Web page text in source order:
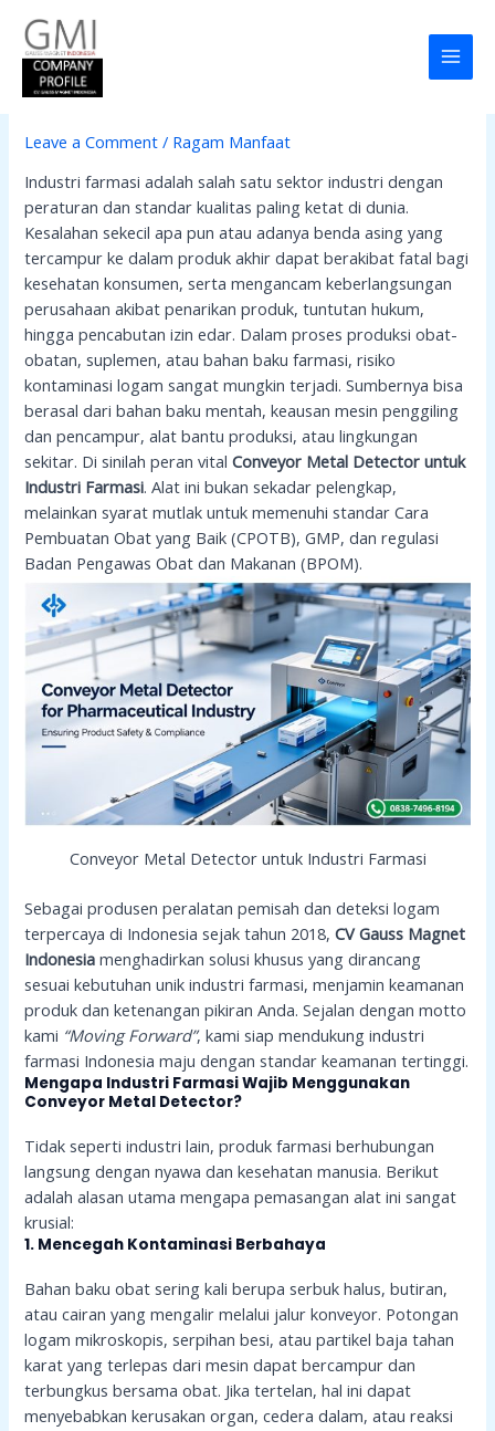
content
Conveyor Metal Detector
untuk Industri Farmasi
Leave a Comment / Ragam Manfaat
Industri farmasi adalah salah satu sektor industri dengan
peraturan dan standar kualitas paling ketat di dunia.
Kesalahan sekecil apa pun atau adanya benda asing yang
tercampur ke dalam produk akhir dapat berakibat fatal bagi
kesehatan konsumen, serta mengancam keberlangsungan
perusahaan akibat penarikan produk, tuntutan hukum,
hingga pencabutan izin edar. Dalam proses produksi obat-
obatan, suplemen, atau bahan baku farmasi, risiko
kontaminasi logam sangat mungkin terjadi. Sumbernya bisa
berasal dari bahan baku mentah, keausan mesin penggiling
dan pencampur, alat bantu produksi, atau lingkungan
sekitar. Di sinilah peran vitalConveyor Metal Detector untuk
Industri Farmasi. Alat ini bukan sekadar pelengkap,
melainkan syarat mutlak untuk memenuhi standar Cara
Pembuatan Obat yang Baik (CPOTB), GMP, dan regulasi
Badan Pengawas Obat dan Makanan (BPOM).
Conveyor Metal Detector untuk Industri Farmasi
Sebagai produsen peralatan pemisah dan deteksi logam
terpercaya di Indonesia sejak tahun 2018,CV Gauss Magnet
Indonesia menghadirkan solusi khusus yang dirancang
sesuai kebutuhan unik industri farmasi, menjamin keamanan
produk dan ketenangan pikiran Anda. Sejalan dengan motto
kami “Moving Forward”, kami siap mendukung industri
farmasi Indonesia maju dengan standar keamanan tertinggi.
Mengapa Industri Farmasi Wajib Menggunakan
Conveyor Metal Detector?
Tidak seperti industri lain, produk farmasi berhubungan
langsung dengan nyawa dan kesehatan manusia. Berikut
adalah alasan utama mengapa pemasangan alat ini sangat
krusial:
1. Mencegah Kontaminasi Berbahaya
Bahan baku obat sering kali berupa serbuk halus, butiran,
atau cairan yang mengalir melalui jalur konveyor. Potongan
logam mikroskopis, serpihan besi, atau partikel baja tahan
karat yang terlepas dari mesin dapat bercampur dan
terbungkus bersama obat. Jika tertelan, hal ini dapat
menyebabkan kerusakan organ, cedera dalam, atau reaksi
navigation